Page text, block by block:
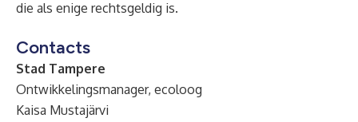
die als enige rechtsgeldig is.
Contacts
Stad Tampere
Ontwikkelingsmanager, ecoloog
Kaisa Mustajärvi